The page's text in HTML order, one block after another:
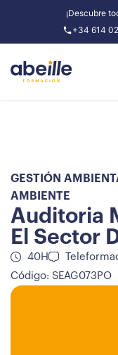
¡Descubre
+34 614
GESTIÓN
AMBIENTE
Auditoria
El Sector
40H
Código: SEAG073PO